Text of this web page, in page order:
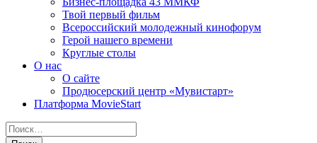
Твой первый фильм
Всероссийский молодежный кинофорум
Герой нашего времени
Круглые столы
О нас
О сайте
Продюсерский центр «Мувистарт»
Платформа MovieStart